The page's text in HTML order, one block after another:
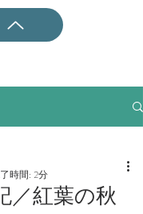
／紅葉の秋
時間: 2分